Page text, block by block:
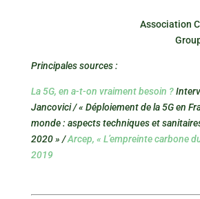
Association
Principales sources :
La 5G, en a-t-on vraiment besoin ?
Jancovici / « Déploiement de la 5G en
monde : aspects techniques et
2020 » /Arcep, « L’empreinte carbone
2019